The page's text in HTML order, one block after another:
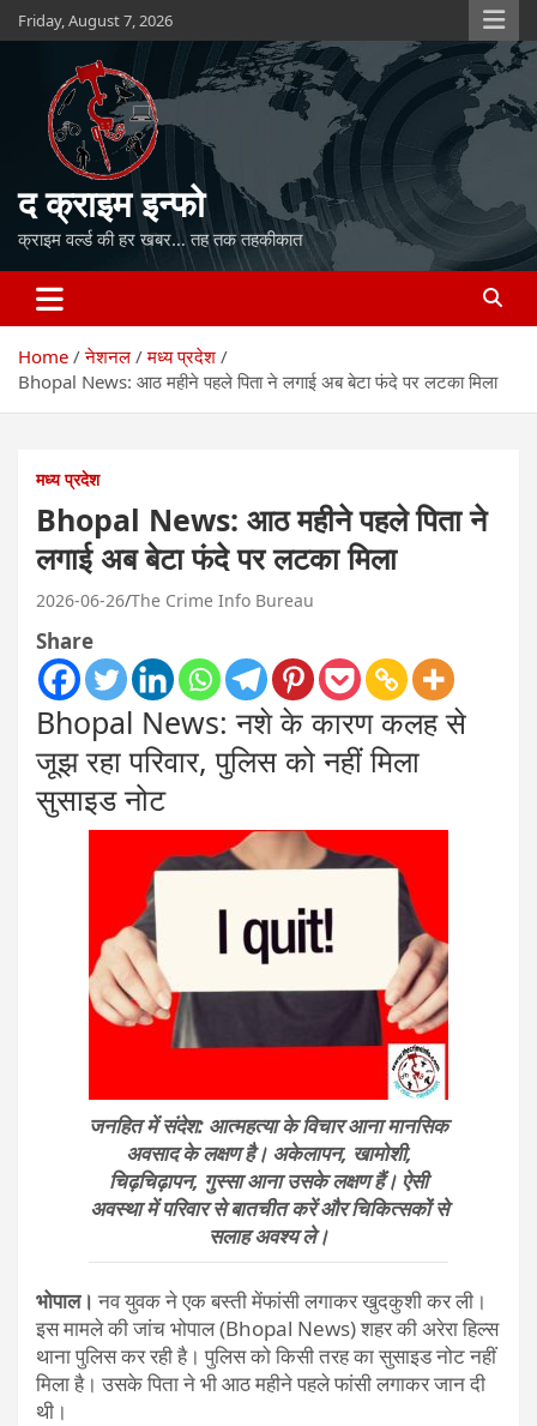
Skip
to
Friday, August 7, 2026
द क्राइम इन्फो
क्राइम वर्ल्ड की हर खबर… तह तक तहकीकात
Home नेशनल
मध्य प्रदेश
Bhopal News: आठ महीने पहले पिता ने लगाई अब बेटा फंदे पर लटका मिला
मध्य प्रदेश
Bhopal News: आठ महीने पहले पिता ने
लगाई अब बेटा फंदे पर लटका मिला
2026-06-26 The Crime Info Bureau
Share
Bhopal News: नशे के कारण कलह से
जूझ रहा परिवार, पुलिस को नहीं मिला
सुसाइड नोट
जनहित में संदेश: आत्महत्या के विचार आना मानसिक
अवसाद के लक्षण है। अकेलापन, खामोशी,
चिढ़चिढ़ापन, गुस्सा आना उसके लक्षण हैं। ऐसी
अवस्था में परिवार से बातचीत करें और चिकित्सकों से
सलाह अवश्य ले।
भोपाल। नव युवक ने एक बस्ती मेंफांसी लगाकर खुदकुशी कर ली।
इस मामले की जांच भोपाल (Bhopal News) शहर की अरेरा हिल्स
थाना पुलिस कर रही है। पुलिस को किसी तरह का सुसाइड नोट नहीं
मिला है। उसके पिता ने भी आठ महीने पहले फांसी लगाकर जान दी
थी।